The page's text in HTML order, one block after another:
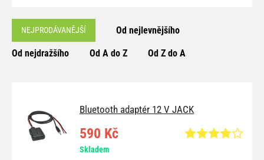
NEJPRODÁVANĚJŠÍ Od nejlevnějšího
Od nejdražšího Od A do Z Od Z do A
Bluetooth adaptér 12 V JACK
590 Kč
Skladem